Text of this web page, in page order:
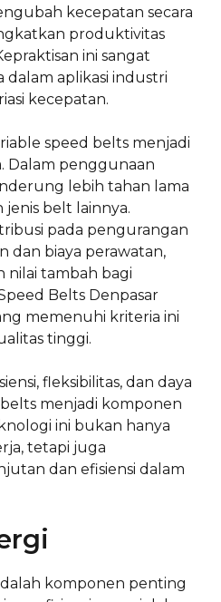
kecepatan secara
produktivitas
ini sangat
aplikasi industri
kecepatan.
speed belts menjadi
Dalam penggunaan
lebih tahan lama
belt lainnya.
pada pengurangan
dan biaya perawatan,
nilai tambah bagi
Belts Denpasar
memenuhi kriteria ini
tinggi.
fleksibilitas, dan daya
menjadi komponen
ini bukan hanya
tetapi juga
dan efisiensi dalam
komponen penting